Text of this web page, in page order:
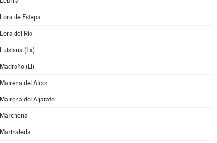
Lora de Estepa
Lora del Río
Luisiana (La)
Madroño (El)
Mairena del Alcor
Mairena del Aljarafe
Marchena
Marinaleda